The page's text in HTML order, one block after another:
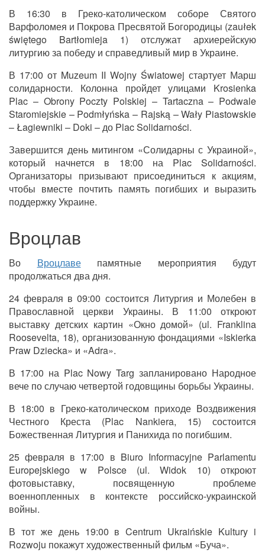
В 16:30 в Греко-католическом соборе Святого
Варфоломея и Покрова Пресвятой Богородицы (zaułek
świętego Bartłomieja 1) отслужат архиерейскую
литургию за победу и справедливый мир в Украине.
В 17:00 от Muzeum II Wojny Światowej стартует Марш
солидарности. Колонна пройдет улицами Krosienka
Plac – Obrony Poczty Polskiej – Tartaczna – Podwale
Staromiejskie – Podmłyńska – Rajską – Wały Piastowskie
– Łagiewniki – Doki – до Plac Solidarności.
Завершится день митингом «Солидарны с Украиной»,
который начнется в 18:00 на Plac Solidarności.
Организаторы призывают присоединиться к акциям,
чтобы вместе почтить память погибших и выразить
поддержку Украине.
Вроцлав
Во Вроцлавепамятные мероприятия будут
продолжаться два дня.
24 февраля в 09:00 состоится Литургия и Молебен в
Православной церкви Украины. В 11:00 откроют
выставку детских картин «Окно домой» (ul. Franklina
Roosevelta, 18), организованную фондациями «Iskierka
Praw Dziecka» и «Adra».
В 17:00 на Plac Nowy Targ запланировано Народное
вече по случаю четвертой годовщины борьбы Украины.
В 18:00 в Греко-католическом приходе Воздвижения
Честного Креста (Plac Nankiera, 15) состоится
Божественная Литургия и Панихида по погибшим.
25 февраля в 17:00 в Biuro Informacyjne Parlamentu
Europejskiego w Polsce (ul. Widok 10) откроют
фотовыставку, посвященную проблеме
военнопленных в контексте российско-украинской
войны.
В тот же день 19:00 в Centrum Ukraińskie Kultury i
Rozwoju покажут художественный фильм «Буча».